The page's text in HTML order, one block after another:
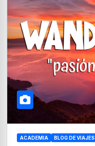
ACADEMIA BLOG DE VIAJES